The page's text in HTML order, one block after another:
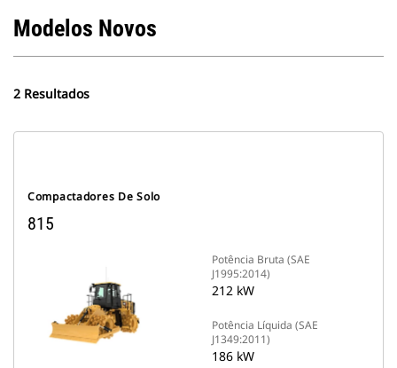
Modelos Novos
2 Resultados
Compactadores De Solo
815
Potência Bruta (SAE
J1995:2014)
212 kW
Potência Líquida (SAE
J1349:2011)
186 kW